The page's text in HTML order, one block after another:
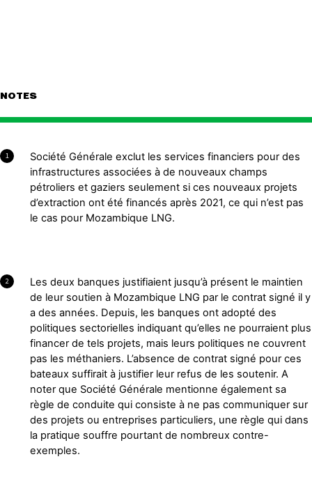
NOTES
1
Société Générale exclut les services financiers pour des
infrastructures associées à de nouveaux champs
pétroliers et gaziers seulement si ces nouveaux projets
d’extraction ont été financés après 2021, ce qui n’est pas
le cas pour Mozambique LNG.
2
Les deux banques justifiaient jusqu’à présent le maintien
de leur soutien à Mozambique LNG par le contrat signé il y
a des années. Depuis, les banques ont adopté des
politiques sectorielles indiquant qu’elles ne pourraient plus
financer de tels projets, mais leurs politiques ne couvrent
pas les méthaniers. L’absence de contrat signé pour ces
bateaux suffirait à justifier leur refus de les soutenir. A
noter que Société Générale mentionne également sa
règle de conduite qui consiste à ne pas communiquer sur
des projets ou entreprises particuliers, une règle qui dans
la pratique souffre pourtant de nombreux contre-
exemples.